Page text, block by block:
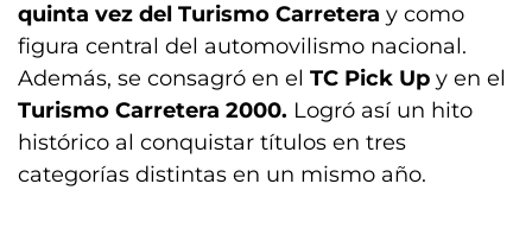
quinta vez del Turismo Carretera y como
figura central del automovilismo nacional.
Además, se consagró en el TC Pick Up y en el
Turismo Carretera 2000. Logró así un hito
histórico al conquistar títulos en tres
categorías distintas en un mismo año.